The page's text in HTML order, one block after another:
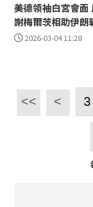
美德領袖白宮會面
謝梅爾茨相助伊朗
2026-03-04 11:28
<< < 3